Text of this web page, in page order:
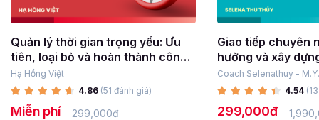
Quản lý thời gian trọng yếu: Ưu
tiên, loại bỏ và hoàn thành công
việc hiệu quả
Hạ Hồng Việt
4.86 (51 đánh giá)
Miễn phí 299,000đ
Giao tiếp chuyên
hưởng và xây
vững
Coach Selenathuy -
4.54
299,000đ